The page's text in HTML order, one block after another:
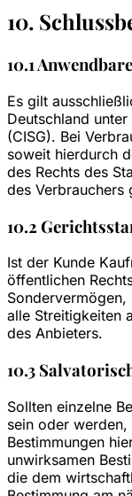
10.
10.1
Es gilt
Deutschland
(CISG). Bei
soweit hierdurch
des Rechts des
des Verbrauchers
10.2
Ist der Kunde
öffentlichen
alle Streitigkeiten
des Anbieters.
10.3
Sollten einzelne
sein oder
Bestimmungen
unwirksamen
die dem